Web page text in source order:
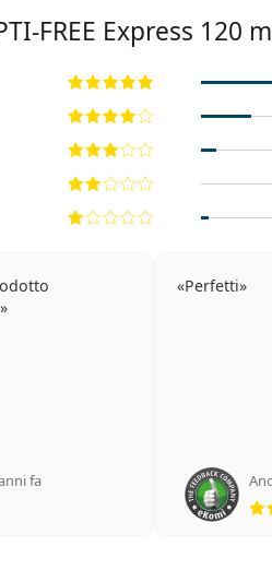
FREE Express 120
fa
Perfetti